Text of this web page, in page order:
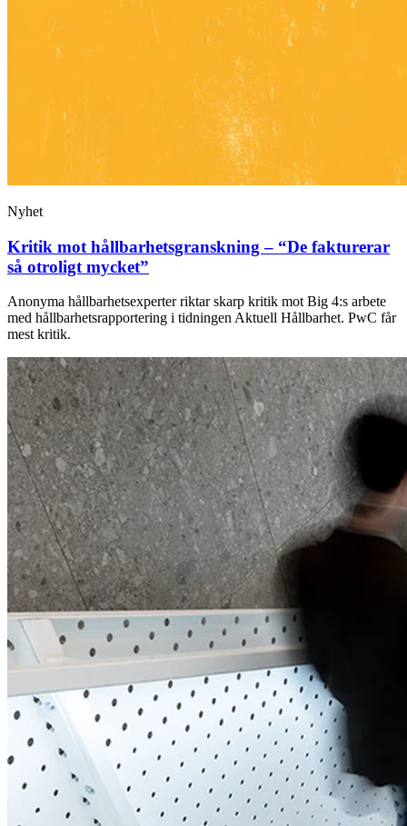
Nyhet
Kritik mot hållbarhetsgranskning – “De fakturerar
så otroligt mycket”
Anonyma hållbarhetsexperter riktar skarp kritik mot Big 4:s arbete
med hållbarhetsrapportering i tidningen Aktuell Hållbarhet. PwC får
mest kritik.